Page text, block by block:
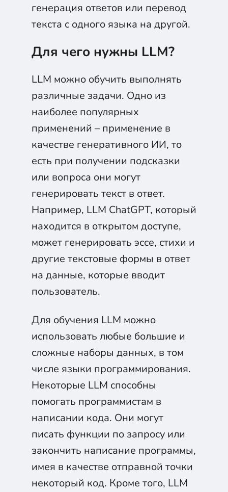
генерация ответов или перевод
текста с одного языка на другой.
Для чего нужны LLM?
LLM можно обучить выполнять
различные задачи. Одно из
наиболее популярных
применений – применение в
качестве генеративного ИИ, то
есть при получении подсказки
или вопроса они могут
генерировать текст в ответ.
Например, LLM ChatGPT, который
находится в открытом доступе,
может генерировать эссе, стихи и
другие текстовые формы в ответ
на данные, которые вводит
пользователь.
Для обучения LLM можно
использовать любые большие и
сложные наборы данных, в том
числе языки программирования.
Некоторые LLM способны
помогать программистам в
написании кода. Они могут
писать функции по запросу или
закончить написание программы,
имея в качестве отправной точки
некоторый код. Кроме того, LLM